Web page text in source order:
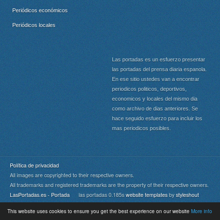
This website uses cookies to ensure you get the best experience on our website More info
Periódicos económicos
Periódicos locales
Las portadas es un esfuerzo presentar
las portadas del prensa diaria espanola.
En ese sitio ustedes van a encontrar
periodicos politicos, deportivos,
economicos y locales del mismo dia
como archivo de dias anteriores. Se
hace seguido esfuerzo para incluir los
mas periodicos posibles.
Política de privacidad
All images are copyrighted to their respective owners.
All trademarks and registered trademarks are the property of their respective owners.
LasPortadas.es - Portada las portadas 0.185s website templates by styleshout